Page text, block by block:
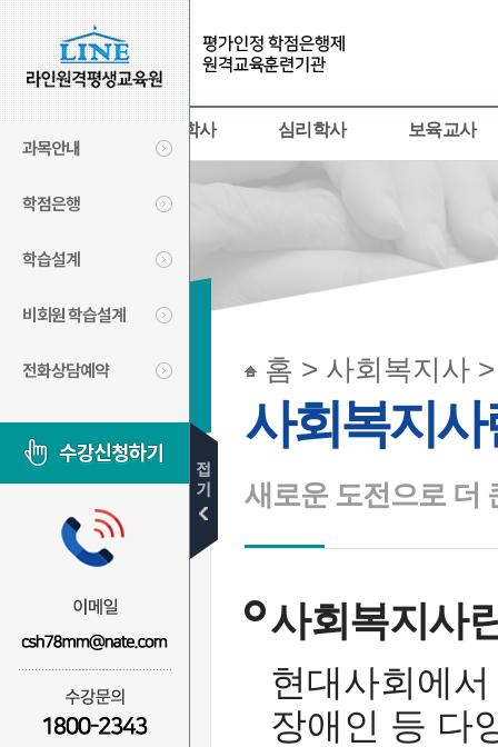
과목안내
학점은행
학습설계
비회원 학습설계
전화상담예약
경영학사 심리학사 보육교사
사회복지사
사회복지사란
자격증취득
학위취득(세부과목)
수강신청
홈 > 사회복지사
사회복지사
새로운 도전으로 더
사회복지사
현대사회에
장애인 등 다